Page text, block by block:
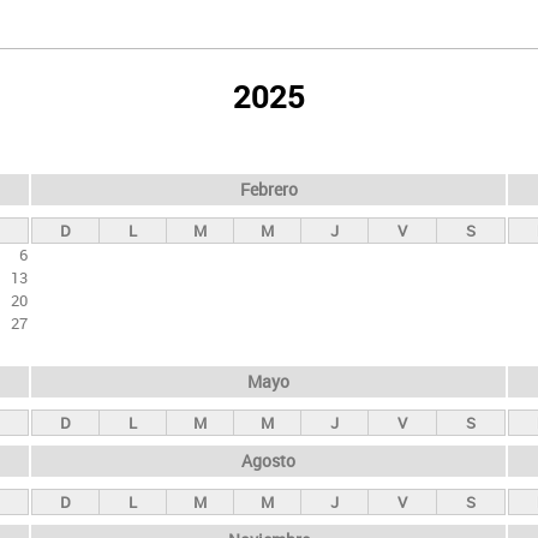
2025
6
13
20
27
Febrero
D L M M J V S
Mayo
D L M M J V S
Agosto
D L M M J V S